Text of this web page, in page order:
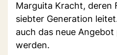
Marguita Kracht, deren
siebter Generation
auch das neue
werden.